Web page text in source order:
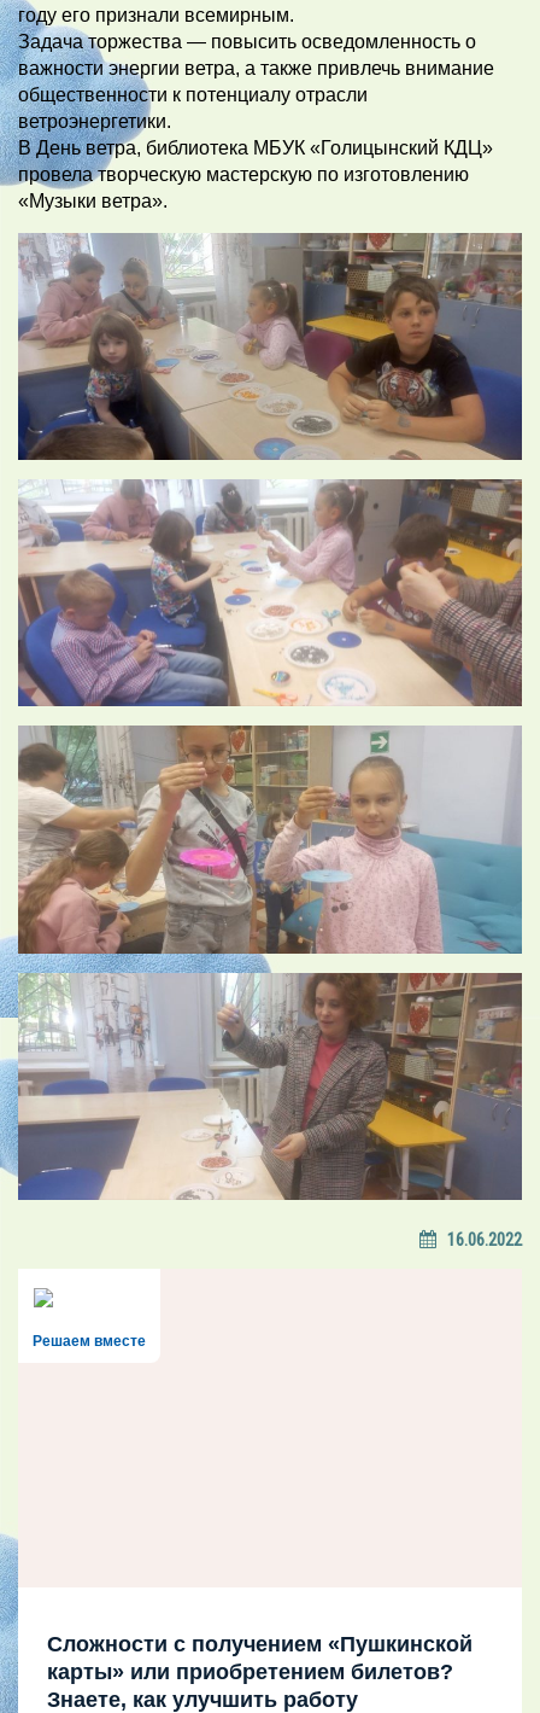
году его признали всемирным.
Задача торжества — повысить осведомленность о
важности энергии ветра, а также привлечь внимание
общественности к потенциалу отрасли
ветроэнергетики.
В День ветра, библиотека МБУК «Голицынский КДЦ»
провела творческую мастерскую по изготовлению
«Музыки ветра».
16.06.2022
Решаем вместе
Сложности с получением «Пушкинской
карты» или приобретением билетов?
Знаете, как улучшить работу